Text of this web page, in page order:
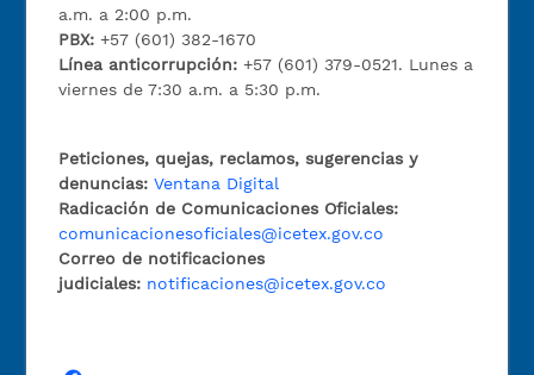
a.m. a 2:00 p.m.
PBX:+57 (601) 382-1670
Línea anticorrupción:+57 (601) 379-0521. Lunes a
viernes de 7:30 a.m. a 5:30 p.m.
Peticiones, quejas, reclamos, sugerencias y
denuncias: Ventana Digital
Radicación de Comunicaciones Oficiales:
comunicacionesoficiales@icetex.gov.co
Correo de notificaciones
judiciales: notificaciones@icetex.gov.co